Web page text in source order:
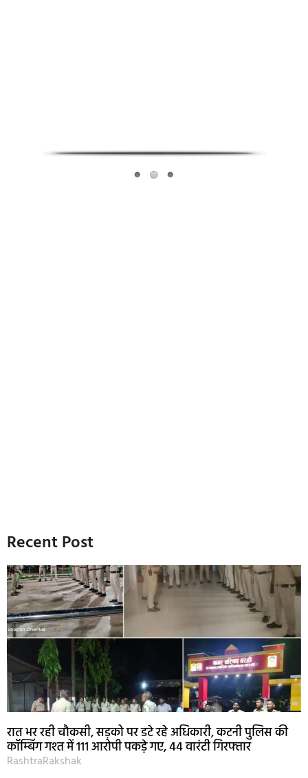
Recent Post
रात भर रही चौकसी, सड़को पर डटे रहे अधिकारी, कटनी पुलिस की
कॉम्बिंग गश्त में 111 आरोपी पकड़े गए, 44 वारंटी गिरफ्तार
RashtraRakshak